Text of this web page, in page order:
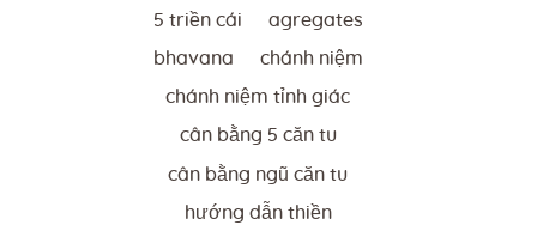
5 triền cái agregates
bhavana chánh niệm
chánh niệm tỉnh giác
cân bằng 5 căn tu
cân bằng ngũ căn tu
hướng dẫn thiền